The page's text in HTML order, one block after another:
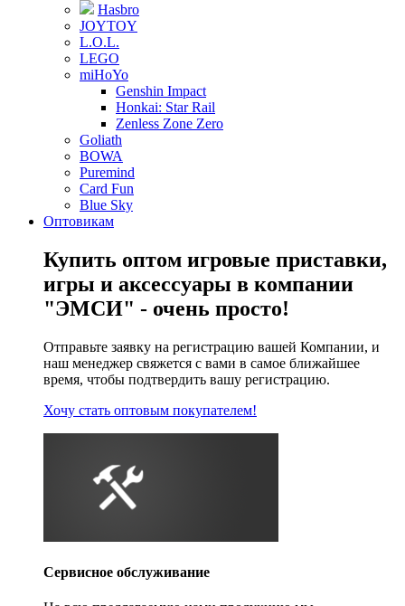
Hasbro
JOYTOY
L.O.L.
LEGO
miHoYo
Genshin Impact
Honkai: Star Rail
Zenless Zone Zero
Goliath
BOWA
Puremind
Card Fun
Blue Sky
Оптовикам
Купить оптом игровые приставки,
игры и аксессуары в компании
"ЭМСИ" - очень просто!
Отправьте заявку на регистрацию вашей Компании, и
наш менеджер свяжется с вами в самое ближайшее
время, чтобы подтвердить вашу регистрацию.
Хочу стать оптовым покупателем!
Сервисное обслуживание